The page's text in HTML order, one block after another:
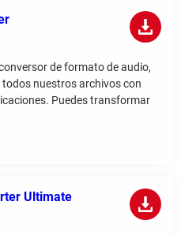
de formato de audio,
nuestros archivos con
Puedes transformar
Ultimate